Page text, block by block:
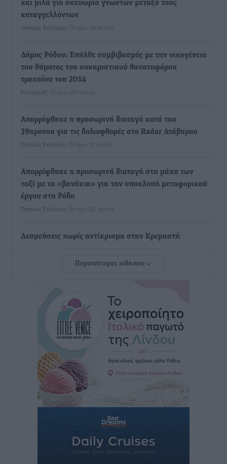
και μιλά για σκευωρία γνωστών μεταξύ τους
καταγγελλόντων
Τοπικές Ειδήσεις πριν 29 λεπτά
Δήμος Ρόδου: Επήλθε συμβιβασμός με την οικογένεια
του θύματος του σοκαριστικού θανατηφόρου
τροχαίου του 2014
Ρεπορτάζ πριν 30 λεπτά
Απορρίφθηκε η προσωρινή διαταγή κατά του
39χρονου για τις δολιοφθορές στο Radar Ατάβυρου
Τοπικές Ειδήσεις πριν 31 λεπτά
Απορρίφθηκε η προσωρινή διαταγή στη μάχη των
ταξί με τα «βανάκια» για την υποκλοπή μεταφορικού
έργου στη Ρόδο
Τοπικές Ειδήσεις πριν 32 λεπτά
Δεσμεύσεις χωρίς αντίκρισμα στην Κρεμαστή
μπορεί να αποτελέσει τη δεύτερη μεγάλη δύναμη της
πριν 34 λεπτά
Οικοδομική «ανάσα» στη Ρόδο: Αυξάνονται οι άδειες,
οι επεκτάσεις, οι ενεργειακές αναβαθμίσεις σε
ολόκληρο το νησί
Ειδήσεις• πριν 35 λεπτά
Στη Ρόδο απολαμβάνει τις καλοκαιρινές της διακοπές
πριν 36 λεπτά
Περισσότερες ειδήσεις